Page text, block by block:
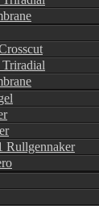
Rullgennaker